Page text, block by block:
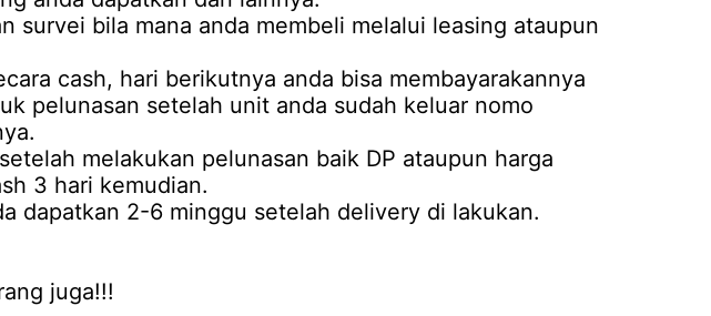
survei bila mana anda membeli melalui leasing ataupun
cash, hari berikutnya anda bisa membayarakannya
pelunasan setelah unit anda sudah keluar nomo
melakukan pelunasan baik DP ataupun harga
3 hari kemudian.
dapatkan 2-6 minggu setelah delivery di lakukan.
juga!!!